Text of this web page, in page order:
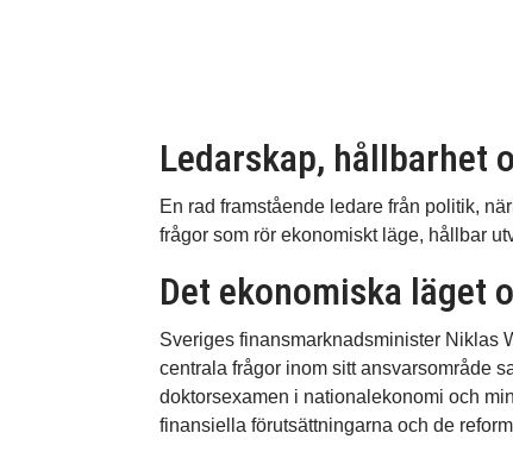
Ledarskap, hållbarhet
En rad framstående ledare från politik,
frågor som rör ekonomiskt läge, hållbar
Det ekonomiska läget
Sveriges finansmarknadsminister Niklas
centrala frågor inom sitt ansvarsområde
doktorsexamen i nationalekonomi och
finansiella förutsättningarna och de